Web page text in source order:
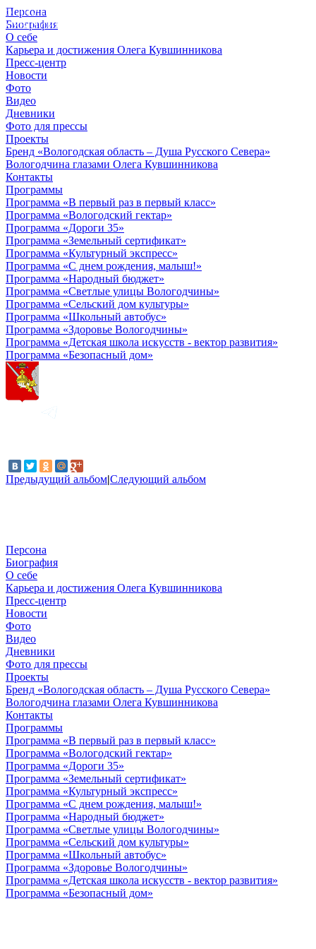
Персона
Биография
О себе
Карьера и достижения Олега Кувшинникова
Пресс-центр
Новости
Фото
Видео
Дневники
Фото для прессы
Проекты
Бренд «Вологодская область – Душа Русского Севера»
Вологодчина глазами Олега Кувшинникова
Контакты
Программы
Программа «В первый раз в первый класс»
Программа «Вологодский гектар»
Программа «Дороги 35»
Программа «Земельный сертификат»
Программа «Культурный экспресс»
Программа «С днем рождения, малыш!»
Программа «Народный бюджет»
Программа «Светлые улицы Вологодчины»
Программа «Сельский дом культуры»
Программа «Школьный автобус»
Программа «Здоровье Вологодчины»
Программа «Детская школа искусств - вектор развития»
Программа «Безопасный дом»
Предыдущий альбом|Следующий альбом
© 2012 - 2023,
КУВШИННИКОВ О.А.
Персона
Биография
О себе
Карьера и достижения Олега Кувшинникова
Пресс-центр
Новости
Фото
Видео
Дневники
Фото для прессы
Проекты
Бренд «Вологодская область – Душа Русского Севера»
Вологодчина глазами Олега Кувшинникова
Контакты
Программы
Программа «В первый раз в первый класс»
Программа «Вологодский гектар»
Программа «Дороги 35»
Программа «Земельный сертификат»
Программа «Культурный экспресс»
Программа «С днем рождения, малыш!»
Программа «Народный бюджет»
Программа «Светлые улицы Вологодчины»
Программа «Сельский дом культуры»
Программа «Школьный автобус»
Программа «Здоровье Вологодчины»
Программа «Детская школа искусств - вектор развития»
Программа «Безопасный дом»